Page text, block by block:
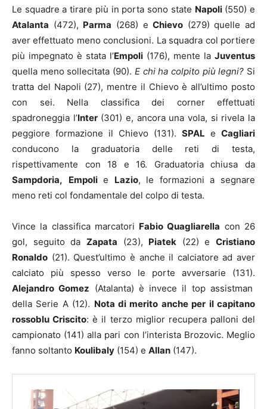
Le squadre a tirare più in porta sono state Napoli(550) e
Atalanta (472), Parma (268) eChievo (279) quelle ad
aver effettuato meno conclusioni. La squadra col portiere
più impegnato è stata l’Empoli (176), mente la Juventus
quella meno sollecitata (90). E chi ha colpito più legni? Si
tratta del Napoli (27), mentre il Chievo è all’ultimo posto
con sei. Nella classifica dei corner effettuati
spadroneggia l’Inter(301) e, ancora una vola, si rivela la
peggiore formazione il Chievo (131). SPAL e Cagliari
conducono la graduatoria delle reti di testa,
rispettivamente con 18 e 16. Graduatoria chiusa da
Sampdoria,
Empolie Lazio, le formazioni a segnare
meno reti col fondamentale del colpo di testa.
Vince la classifica marcatori Fabio Quagliarella con 26
gol, seguito da Zapata (23), Piatek (22) e Cristiano
Ronaldo (21). Quest’ultimo è anche il calciatore ad aver
calciato più spesso verso le porte avversarie (131).
Alejandro Gomez (Atalanta) è invece il top assistman
della Serie A (12). Nota di merito anche per il capitano
rossoblu Criscito: è il terzo miglior recupera palloni del
campionato (141) alla pari con l’interista Brozovic. Meglio
fanno soltanto Koulibaly (154) e Allan (147).